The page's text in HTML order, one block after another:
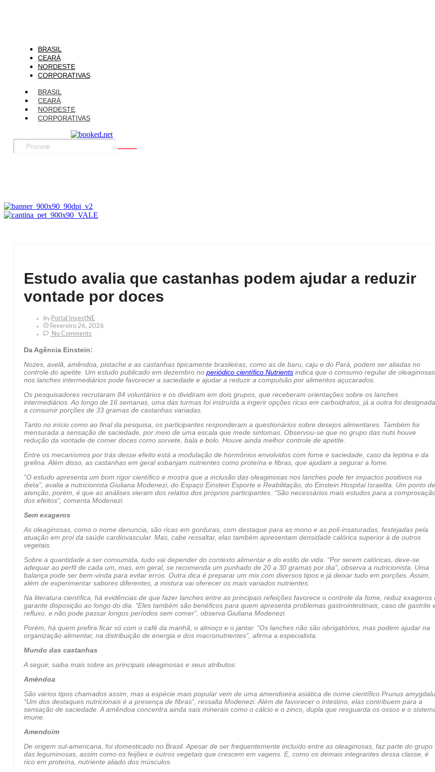
BRASIL
CEARÁ
NORDESTE
CORPORATIVAS
BRASIL
CEARÁ
NORDESTE
CORPORATIVAS
Estudo avalia que castanhas podem ajudar a reduzir
vontade por doces
By Portal InvestNE
Fevereiro 26, 2026
No Comments
Da Agência Einstein:
Nozes, avelã, amêndoa, pistache e as castanhas tipicamente brasileiras, como as de baru, caju e do Pará, podem ser aliadas no
controle do apetite. Um estudo publicado em dezembro no periódico científico Nutrients indica que o consumo regular de oleaginosas
nos lanches intermediários pode favorecer a saciedade e ajudar a reduzir a compulsão por alimentos açucarados.
Os pesquisadores recrutaram 84 voluntários e os dividiram em dois grupos, que receberam orientações sobre os lanches
intermediários. Ao longo de 16 semanas, uma das turmas foi instruída a ingerir opções ricas em carboidratos, já a outra foi designada
a consumir porções de 33 gramas de castanhas variadas.
Tanto no início como ao final da pesquisa, os participantes responderam a questionários sobre desejos alimentares. Também foi
mensurada a sensação de saciedade, por meio de uma escala que mede sintomas. Observou-se que no grupo das nuts houve
redução da vontade de comer doces como sorvete, bala e bolo. Houve ainda melhor controle de apetite.
Entre os mecanismos por trás desse efeito está a modulação de hormônios envolvidos com fome e saciedade, caso da leptina e da
grelina. Além disso, as castanhas em geral esbanjam nutrientes como proteína e fibras, que ajudam a segurar a fome.
“O estudo apresenta um bom rigor científico e mostra que a inclusão das oleaginosas nos lanches pode ter impactos positivos na
dieta”, avalia a nutricionista Giuliana Modenezi, do Espaço Einstein Esporte e Reabilitação, do Einstein Hospital Israelita. Um ponto de
atenção, porém, é que as análises vieram dos relatos dos próprios participantes. “São necessários mais estudos para a
dos efeitos”, comenta Modenezi.
Sem exageros
As oleaginosas, como o nome denuncia, são ricas em gorduras, com destaque para as mono e as poli-insaturadas, festejadas pela
atuação em prol da saúde cardiovascular. Mas, cabe ressaltar, elas também apresentam densidade calórica superior à de outros
vegetais.
Sobre a quantidade a ser consumida, tudo vai depender do contexto alimentar e do estilo de vida. “Por serem calóricas, deve-se
adequar ao perfil de cada um, mas, em geral, se recomenda um punhado de 20 a 30 gramas por dia”, observa a nutricionista. Uma
balança pode ser bem-vinda para evitar erros. Outra dica é preparar um mix com diversos tipos e já deixar tudo em porções. Assim,
além de experimentar sabores diferentes, a mistura vai oferecer os mais variados nutrientes.
Na literatura científica, há evidências de que fazer lanches entre as principais refeições favorece o controle da fome, reduz exageros
garante disposição ao longo do dia. “Eles também são benéficos para quem apresenta problemas gastrointestinais, caso de gastrite
refluxo, e não pode passar longos períodos sem comer”, observa Giuliana Modenezi.
Porém, há quem prefira ficar só com o café da manhã, o almoço e o jantar. “Os lanches não são obrigatórios, mas podem ajudar na
organização alimentar, na distribuição de energia e dos macronutrientes”, afirma a especialista.
Mundo das castanhas
A seguir, saiba mais sobre as principais oleaginosas e seus atributos:
Amêndoa
São vários tipos chamados assim, mas a espécie mais popular vem de uma amendoeira asiática de nome científico Prunus
“Um dos destaques nutricionais é a presença de fibras”, ressalta Modenezi. Além de favorecer o intestino, elas contribuem para a
sensação de saciedade. A amêndoa concentra ainda sais minerais como o cálcio e o zinco, dupla que resguarda os ossos e o
imune.
Amendoim
De origem sul-americana, foi domesticado no Brasil. Apesar de ser frequentemente incluído entre as oleaginosas, faz parte do grupo
das leguminosas, assim como os feijões e outros vegetais que crescem em vagens. E, como os demais integrantes dessa classe, é
rico em proteína, nutriente aliado dos músculos.